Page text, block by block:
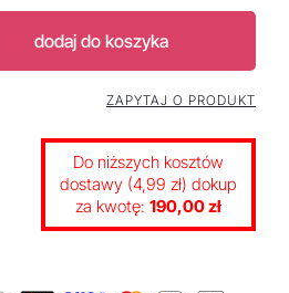
dodaj do koszyka
ZAPYTAJ O PRODUKT
Do niższych kosztów
dostawy (4,99 zł) dokup
za kwotę: 190,00 zł